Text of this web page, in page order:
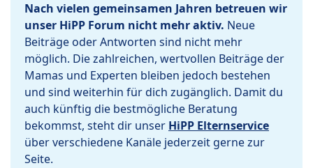
Nach vielen gemeinsamen Jahren betreuen wir
unser HiPP Forum nicht mehr aktiv. Neue
Beiträge oder Antworten sind nicht mehr
möglich. Die zahlreichen, wertvollen Beiträge der
Mamas und Experten bleiben jedoch bestehen
und sind weiterhin für dich zugänglich. Damit du
auch künftig die bestmögliche Beratung
bekommst, steht dir unser HiPP Elternservice
über verschiedene Kanäle jederzeit gerne zur
Seite.